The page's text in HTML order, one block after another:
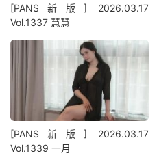
[PANS新版] 2026.03.17
Vol.1337 慧慧
[PANS新版] 2026.03.17
Vol.1339 一月